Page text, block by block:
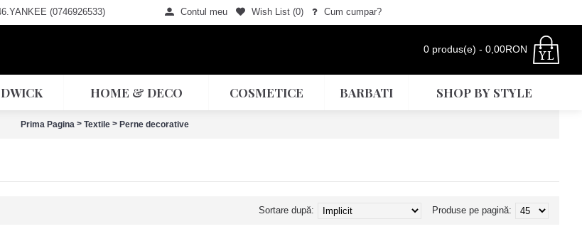
(0746926533) Contul meu Wish List (0) Cum cumpar?
0 produs(e) - 0,00RON
HOME & DECO COSMETICE BARBATI SHOP BY STYLE
Prima Pagina > Textile > Perne decorative
Produse pe pagină:
Sortare după: